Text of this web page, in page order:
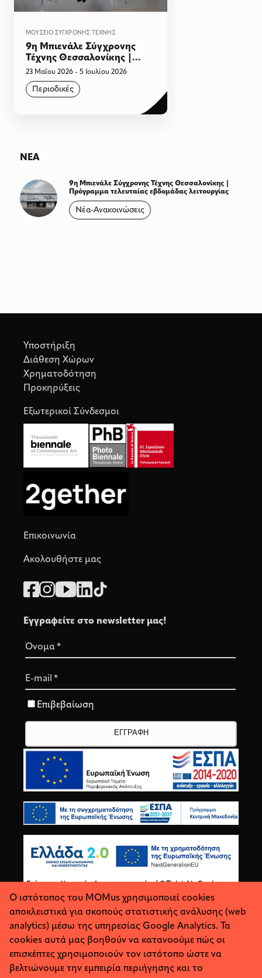
ΜΟΥΣΕΊΟ ΣΎΓΧΡΟΝΗΣ ΤΈΧΝΗΣ
9η Μπιενάλε Σύγχρονης
Τέχνης Θεσσαλονίκης |
«όλα πρέπει να αλλάξουν.
Ριζοσπαστική Νοημοσύνη.
Σαλονίκη 9»
23 Μαΐου 2026 - 5 Ιουλίου 2026
Περιοδικές
ΝΕΑ
9η Μπιενάλε Σύγχρονης Τέχνης Θεσσαλονίκης |
Πρόγραμμα τελευταίας εβδομάδας λειτουργίας
Νέα-Ανακοινώσεις
Υποστήριξη
Διάθεση Χώρων
Χρηματοδότηση
Προκηρύξεις
Εξωτερικοί Σύνδεσμοι
Επικοινωνία
Ακολουθήστε μας
Εγγραφείτε στο newsletter μας!
Όνομα*
E-mail *
Επιβεβαίωση
Ο ιστότοπος του MOMus χρησιμοποιεί cookies
αποκλειστικά για σκοπούς στατιστικής ανάλυσης (web
analytics) μέσω της υπηρεσίας Google Analytics. Τα
cookies αυτά μας βοηθούν να κατανοούμε πώς οι
επισκέπτες χρησιμοποιούν τον ιστότοπο ώστε να
βελτιώνουμε την εμπειρία περιήγησης και το